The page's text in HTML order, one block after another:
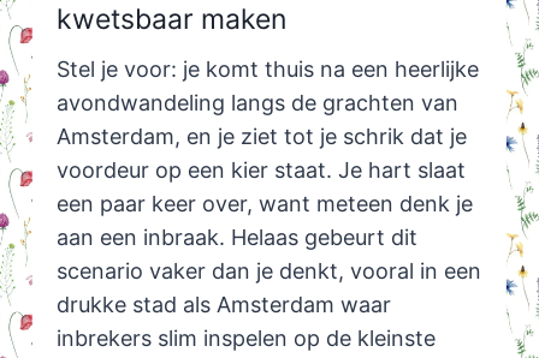
kwetsbaar maken
Stel je voor: je komt thuis na een heerlijke
avondwandeling langs de grachten van
Amsterdam, en je ziet tot je schrik dat je
voordeur op een kier staat. Je hart slaat
een paar keer over, want meteen denk je
aan een inbraak. Helaas gebeurt dit
scenario vaker dan je denkt, vooral in een
drukke stad als Amsterdam waar
inbrekers slim inspelen op de kleinste